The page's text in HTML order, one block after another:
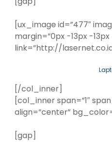
[ux_image id=”477″
margin=”0px -13px -13px
link=”http://
[/col_inner]
[col_inner span=”1″
align=”center”
[gap]